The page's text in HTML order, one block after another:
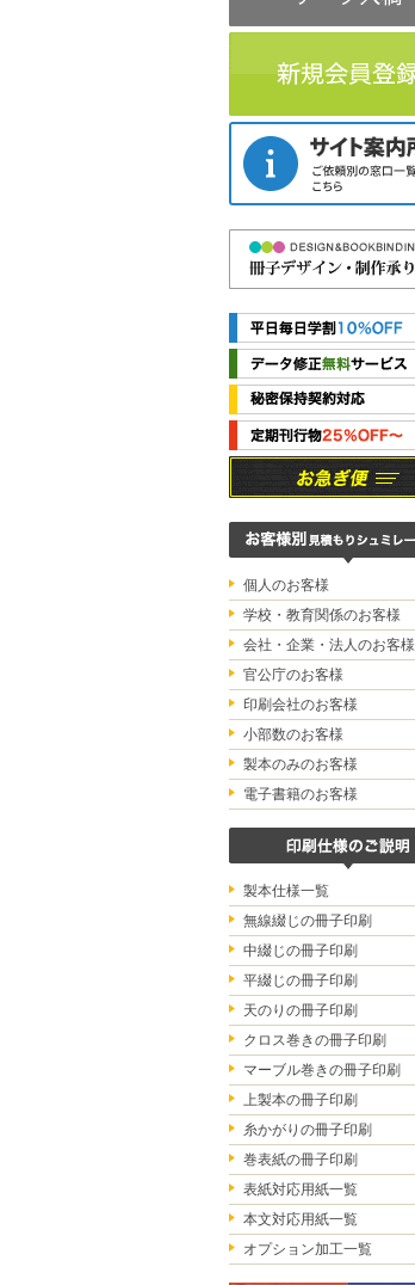
個人のお客様
学校・教育関係のお客様
会社・企業・法人のお客様
官公庁のお客様
印刷会社のお客様
小部数のお客様
製本のみのお客様
電子書籍のお客様
製本仕様一覧
無線綴じの冊子印刷
中綴じの冊子印刷
平綴じの冊子印刷
天のりの冊子印刷
クロス巻きの冊子印刷
マーブル巻きの冊子印刷
上製本の冊子印刷
糸かがりの冊子印刷
巻表紙の冊子印刷
表紙対応用紙一覧
本文対応用紙一覧
オプション加工一覧